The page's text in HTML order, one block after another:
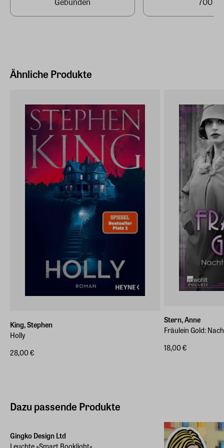
Ähnliche Produkte
King, Stephen
Holly
28,00 €
Stern, Anne
Fräulein Gold:
18,00 €
Dazu passende Produkte
Gingko Design Ltd